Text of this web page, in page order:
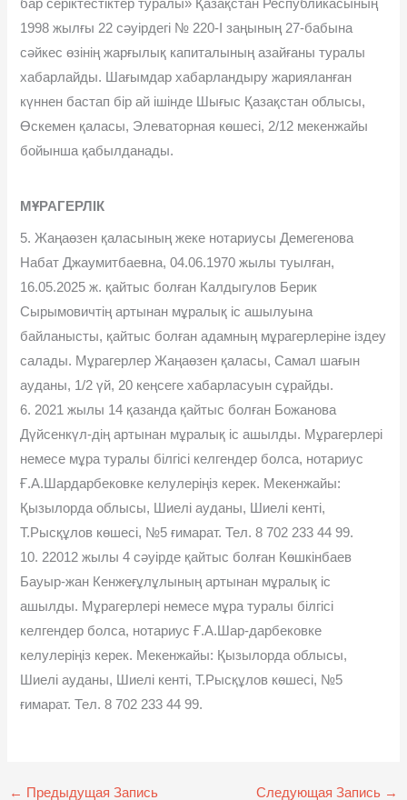
бар серіктестіктер туралы» Қазақстан Республикасының
1998 жылғы 22 сəуірдегі № 220-І заңының 27-бабына
сəйкес өзінің жарғылық капиталының азайғаны туралы
хабарлайды. Шағымдар хабарландыру жарияланған
күннен бастап бір ай ішінде Шығыс Қазақстан облысы,
Өскемен қаласы, Элеваторная көшесі, 2/12 мекенжайы
бойынша қабылданады.
МҰРАГЕРЛІК
5. Жаңаөзен қаласының жеке нотариусы Демегенова
Набат Джаумитбаевна, 04.06.1970 жылы туылған,
16.05.2025 ж. қайтыс болған Калдыгулов Берик
Сырымовичтің артынан мұралық іс ашылуына
байланысты, қайтыс болған адамның мұрагерлеріне іздеу
салады. Мұрагерлер Жаңаөзен қаласы, Самал шағын
ауданы, 1/2 үй, 20 кеңсеге хабарласуын сұрайды.
6. 2021 жылы 14 қазанда қайтыс болған Божанова
Дүйсенкүл-дің артынан мұралық іс ашылды. Мұрагерлері
немесе мұра туралы білгісі келгендер болса, нотариус
Ғ.А.Шардарбековке келулеріңіз керек. Мекенжайы:
Қызылорда облысы, Шиелі ауданы, Шиелі кенті,
Т.Рысқұлов көшесі, №5 ғимарат. Тел. 8 702 233 44 99.
10. 22012 жылы 4 сəуірде қайтыс болған Көшкінбаев
Бауыр-жан Кенжеғұлұлының артынан мұралық іс
ашылды. Мұрагерлері немесе мұра туралы білгісі
келгендер болса, нотариус Ғ.А.Шар-дарбековке
келулеріңіз керек. Мекенжайы: Қызылорда облысы,
Шиелі ауданы, Шиелі кенті, Т.Рысқұлов көшесі, №5
ғимарат. Тел. 8 702 233 44 99.
← Предыдущая Запись Следующая Запись →